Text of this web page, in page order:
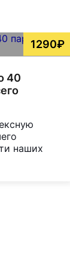
1290₽
40
наших